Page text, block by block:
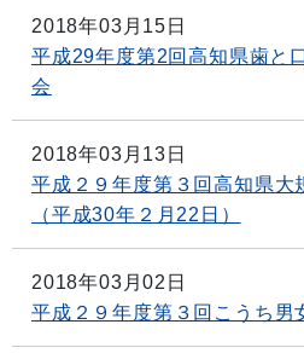
2018年03月15日
平成29年度第2回高知県歯と
会
2018年03月13日
平成２９年度第３回高知県大
（平成30年２月22日）
2018年03月02日
平成２９年度第３回こうち男